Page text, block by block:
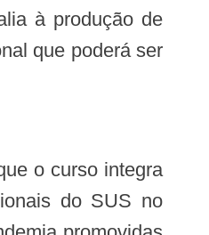
à produção de
que poderá ser
do SUS no